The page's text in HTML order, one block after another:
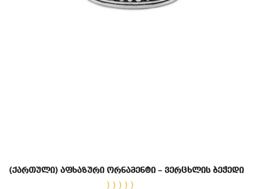
(ქართული) აფხაზური ორნამენტი – ვერცხლის ბეჭედი